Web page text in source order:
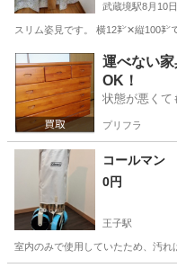
武蔵境駅8月10日
スリム姿見です。 横12㌢✕縦100㌢
東京 西東京市 武蔵境駅
運べない
OK！
状態が悪くて
プリフラ
コールマン
0円
王子駅
室内のみで使用していたため、汚